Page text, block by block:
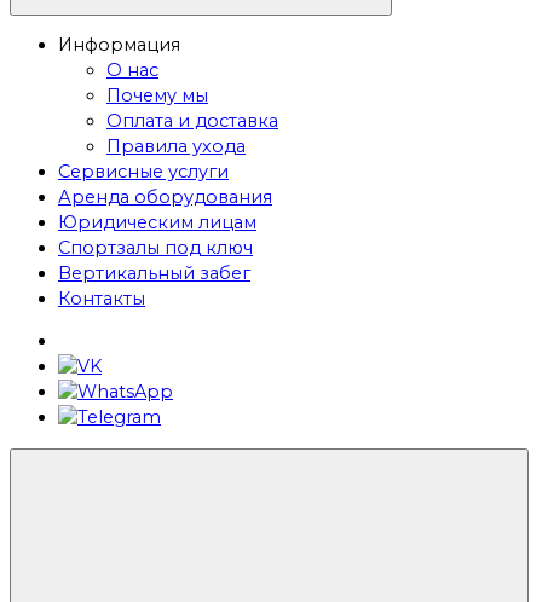
Информация
О нас
Почему мы
Оплата и доставка
Правила ухода
Сервисные услуги
Аренда оборудования
Юридическим лицам
Спортзалы под ключ
Вертикальный забег
Контакты